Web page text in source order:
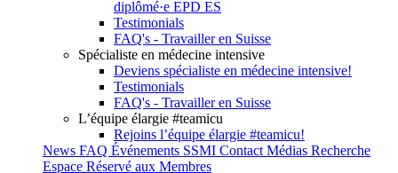
diplômé·e EPD ES
Testimonials
FAQ's - Travailler en Suisse
Spécialiste en médecine intensive
Deviens spécialiste en médecine intensive!
Testimonials
FAQ's - Travailler en Suisse
L’équipe élargie #teamicu
Rejoins l’équipe élargie #teamicu!
News FAQ Événements SSMI Contact Médias Recherche
Espace Réservé aux Membres